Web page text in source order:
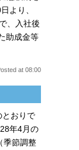
より、
、入社後
助成金等
at 08:00
とおりで
年4月の
季節調整